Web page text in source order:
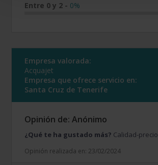
Entre 0 y 2 - 0%
Empresa valorada:
Acquajet
Empresa que ofrece servicio en:
Santa Cruz de Tenerife
Opinión de: Anónimo
¿Qué te ha gustado más? Calidad-precio
Opinión realizada en: 23/02/2024